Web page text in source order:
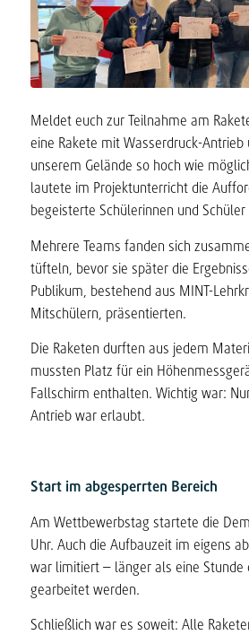
Meldet euch zur Teilnahme am
eine Rakete mit Wasserdruck-
unserem Gelände so hoch wie
lautete im Projektunterricht die
begeisterte Schülerinnen und Schüler
Mehrere Teams fanden sich
tüfteln, bevor sie später die
Publikum, bestehend aus MINT-
Mitschülern, präsentierten.
Die Raketen durften aus jedem
mussten Platz für ein
Fallschirm enthalten. Wichtig war:
Antrieb war erlaubt.
Start im abgesperrten Bereich
Am Wettbewerbstag startete die
Uhr. Auch die Aufbauzeit im eigens
war limitiert – länger als eine Stunde
gearbeitet werden.
Schließlich war es soweit: Alle